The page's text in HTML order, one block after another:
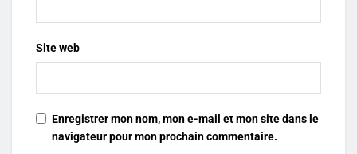
Site web
Enregistrer mon nom, mon e-mail et mon site dans le
navigateur pour mon prochain commentaire.